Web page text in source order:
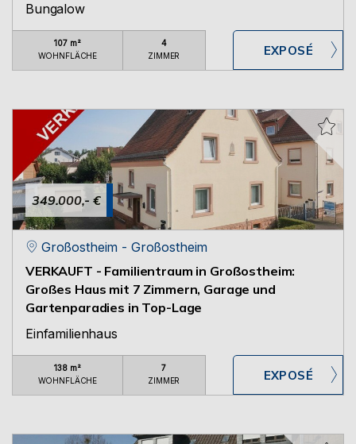
Bungalow
107 m²
WOHNFLÄCHE
4
ZIMMER
349.000,- €
Großostheim - Großostheim
VERKAUFT - Familientraum in Großostheim:
Großes Haus mit 7 Zimmern, Garage und
Gartenparadies in Top-Lage
Einfamilienhaus
138 m²
WOHNFLÄCHE
7
ZIMMER